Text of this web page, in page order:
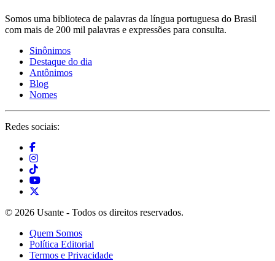
Somos uma biblioteca de palavras da língua portuguesa do Brasil
com mais de 200 mil palavras e expressões para consulta.
Sinônimos
Destaque do dia
Antônimos
Blog
Nomes
Redes sociais:
© 2026 Usante - Todos os direitos reservados.
Quem Somos
Política Editorial
Termos e Privacidade